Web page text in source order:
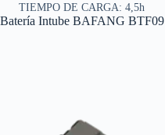
TIEMPO DE CARGA: 4,5h
Batería Intube BAFANG BTF09